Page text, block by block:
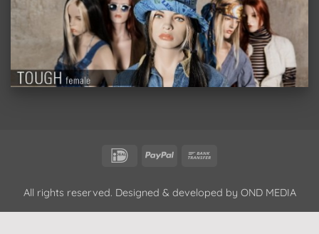
IDeal PayPal
All rights reserved. Designed & developed by OND MEDIA